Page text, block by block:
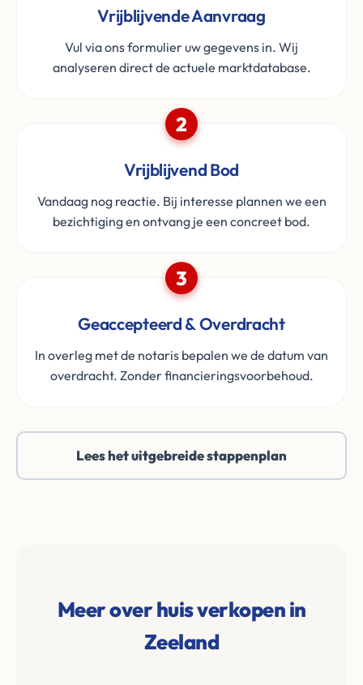
Vrijblijvende Aanvraag
Vul via ons formulier uw gegevens in. Wij
analyseren direct de actuele marktdatabase.
2
Vrijblijvend Bod
Vandaag nog reactie. Bij interesse plannen we een
bezichtiging en ontvang je een concreet bod.
3
Geaccepteerd & Overdracht
In overleg met de notaris bepalen we de datum van
overdracht. Zonder financieringsvoorbehoud.
Lees het uitgebreide stappenplan
Meer over huis verkopen in
Zeeland